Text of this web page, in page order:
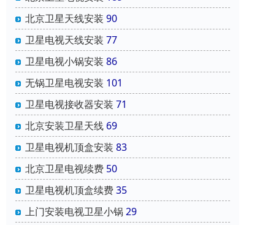
北京卫星天线安装 90
卫星电视天线安装 77
卫星电视小锅安装 86
无锅卫星电视安装 101
卫星电视接收器安装 71
北京安装卫星天线 69
卫星电视机顶盒安装 83
北京卫星电视续费 50
卫星电视机顶盒续费35
上门安装电视卫星小锅 29